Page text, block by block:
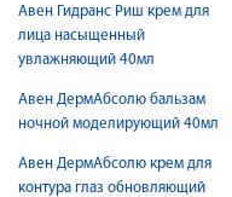
Авен Гидранс Риш крем для
лица насыщенный
увлажняющий 40мл
Авен ДермАбсолю бальзам
ночной моделирующий 40мл
Авен ДермАбсолю крем для
контура глаз обновляющий